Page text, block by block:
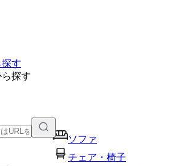
す
探す
ソファ
チェア・椅子
に追加
ジのURLを貼り付けて、カートに追加できます